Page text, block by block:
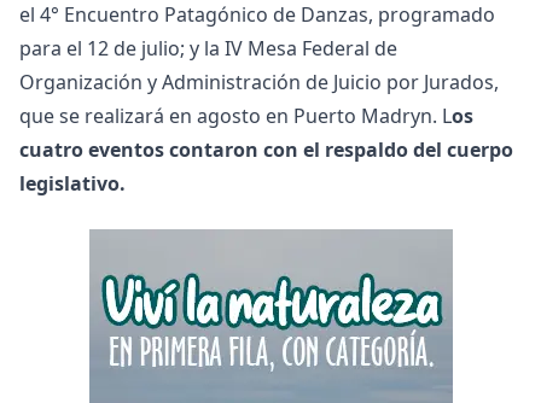
el 4° Encuentro Patagónico de Danzas, programado
para el 12 de julio; y la IV Mesa Federal de
Organización y Administración de Juicio por Jurados,
que se realizará en agosto en Puerto Madryn. Los
cuatro eventos contaron con el respaldo del cuerpo
legislativo.